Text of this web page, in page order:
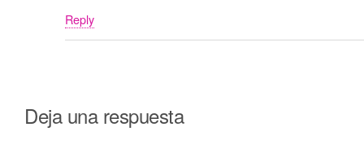
Reply
Deja una respuesta